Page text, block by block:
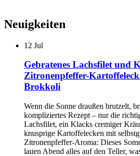
Neuigkeiten
12 Jul
Gebratenes Lachsfilet und
Zitronenpfeffer-
Brokkoli
Wenn die Sonne draußen brutzelt,
kompliziertes Rezept – nur die
Lachsfilet, ein Klacks cremiger
knusprige Kartoffelecken mit
Zitronenpfeffer-Aroma: Dieses
lauen Abend alles auf den Teller,